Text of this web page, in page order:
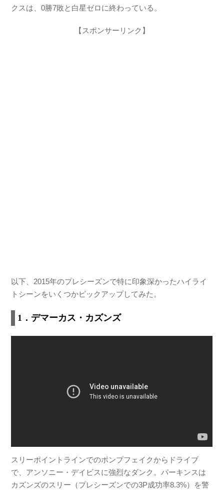
クスは、0勝7敗と白星ゼロに終わっている。
【スポンサーリンク】
以下、2015年のプレシーズンで特に印象深かったハイライ
トシーンをいくつかピックアップしてみた。
1．デマーカス・カズンズ
スリーポイントラインでのポンプフェイクからドライブ
で、アンソニー・デイビスに強烈なダンク。パーキンスは
カズンズのスリー（プレシーズンでの3P成功率8.3%）を警